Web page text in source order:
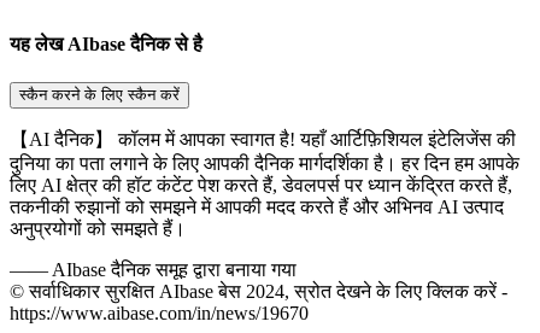
यह लेख AIbase दैनिक से है
स्कैन करने के लिए स्कैन करें
【AI दैनिक】 कॉलम में आपका स्वागत है! यहाँ आर्टिफ़िशियल इंटेलिजेंस की
दुनिया का पता लगाने के लिए आपकी दैनिक मार्गदर्शिका है। हर दिन हम आपके
लिए AI क्षेत्र की हॉट कंटेंट पेश करते हैं, डेवलपर्स पर ध्यान केंद्रित करते हैं,
तकनीकी रुझानों को समझने में आपकी मदद करते हैं और अभिनव AI उत्पाद
अनुप्रयोगों को समझते हैं।
—— AIbase दैनिक समूह द्वारा बनाया गया
© सर्वाधिकार सुरक्षित AIbase बेस 2024, स्रोत देखने के लिए क्लिक करें -
https://www.aibase.com/in/news/19670